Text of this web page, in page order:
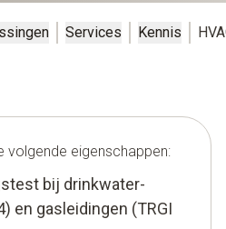
Services Kennis
volgende eigenschappen:
bij drinkwater-
en gasleidingen (TRGI